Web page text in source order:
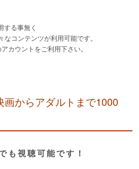
する事無く
コンテンツが利用可能です。
カウントをご利用下さい。
からアダルトまで1000
も視聴可能です！